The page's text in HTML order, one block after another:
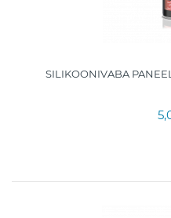
SILIKOONIVABA